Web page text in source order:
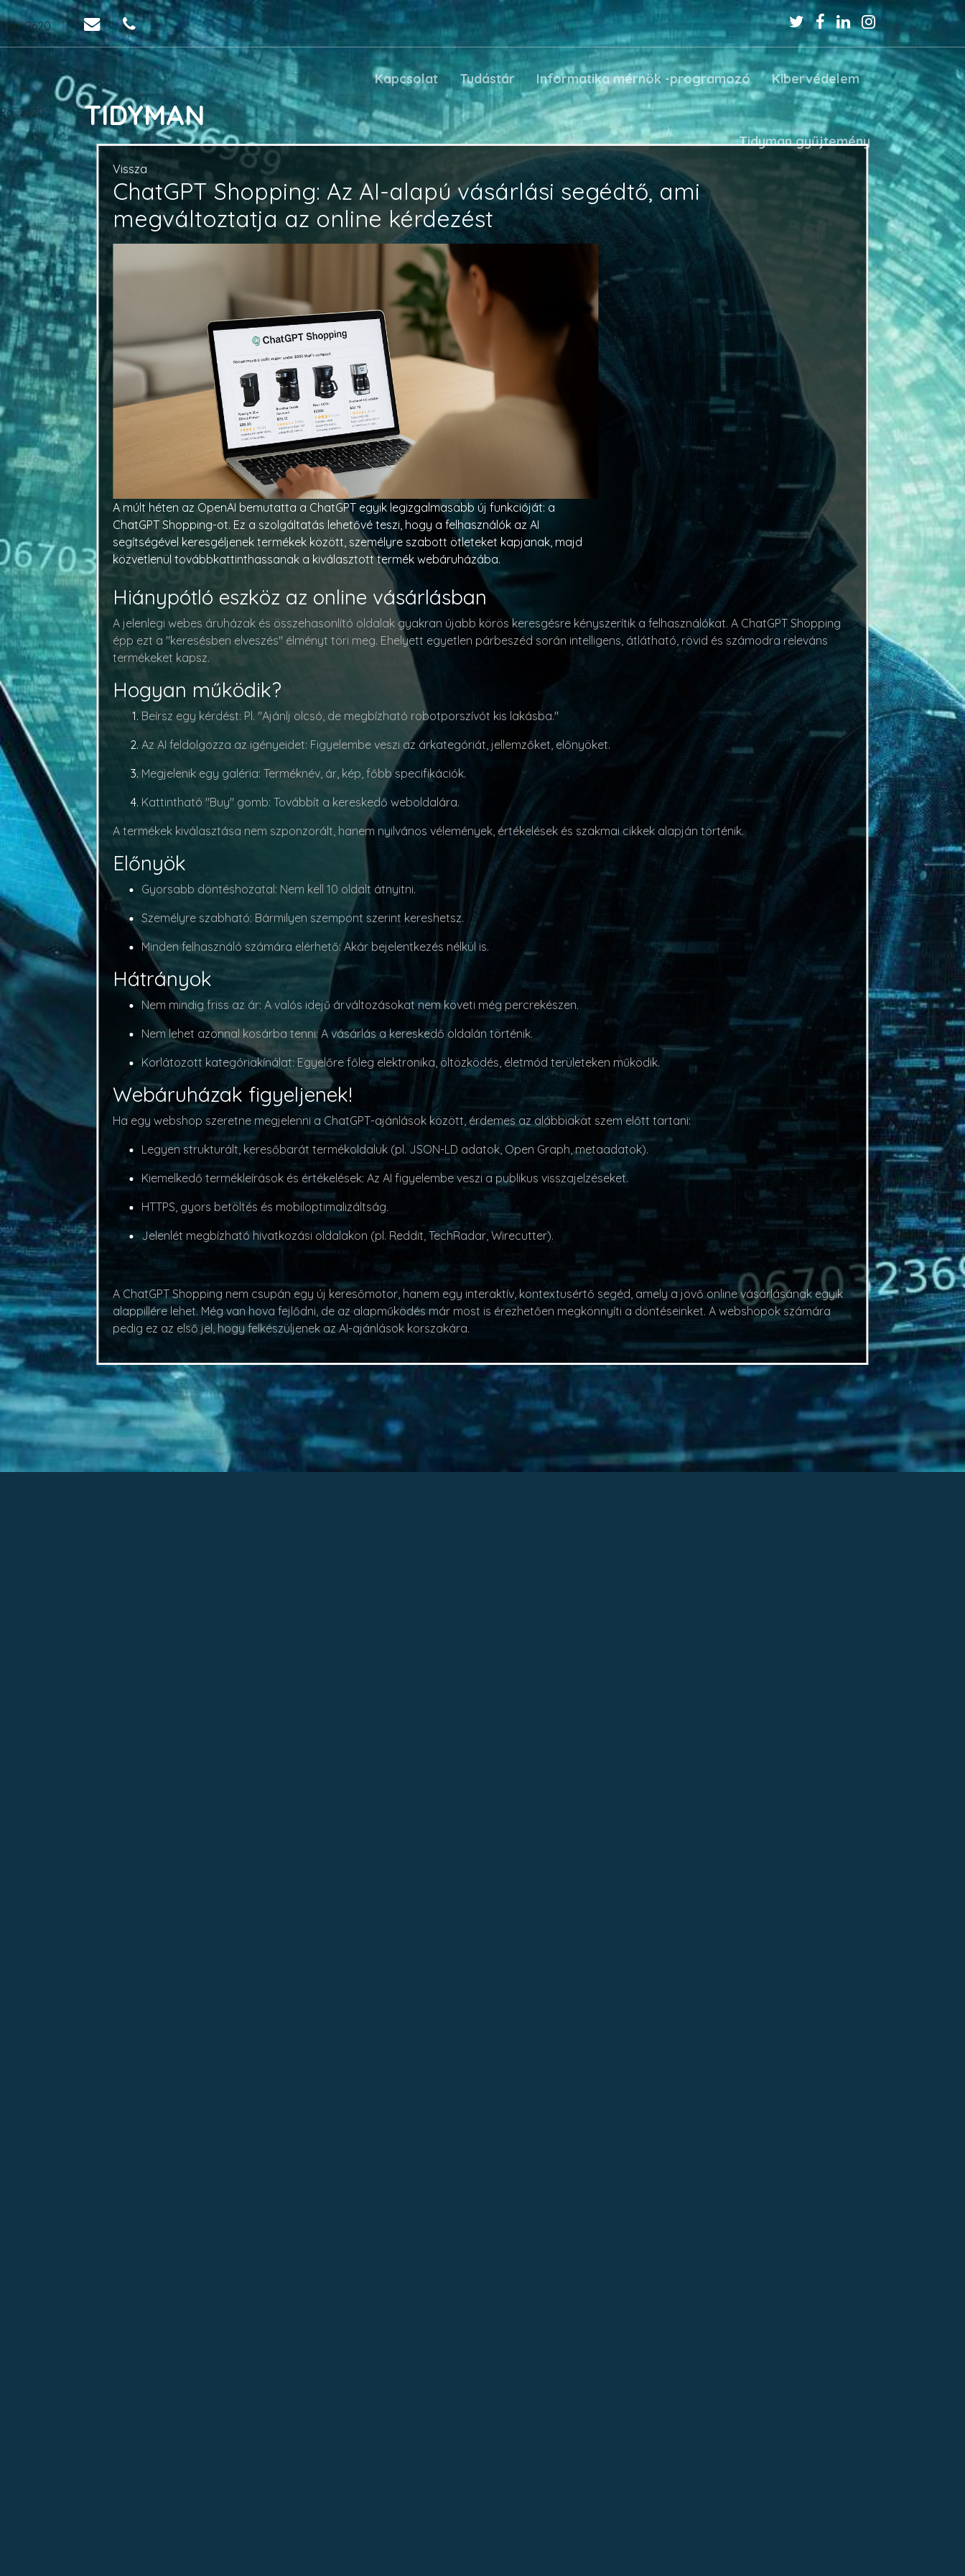
TIDYMAN
Kapcsolat Tudástár Informatika mérnök -programozó Kibervédelem
Tidyman gyűjtemény
PPo :2620
Po :2620
Vissza
ChatGPT Shopping: Az AI-alapú vásárlási segédtő, ami
megváltoztatja az online kérdezést
A múlt héten az OpenAI bemutatta a ChatGPT egyik legizgalmasabb új funkcióját: a
ChatGPT Shopping-ot. Ez a szolgáltatás lehetővé teszi, hogy a felhasználók az AI
segítségével keresgéljenek termékek között, személyre szabott ötleteket kapjanak, majd
közvetlenül továbbkattinthassanak a kiválasztott termék webáruházába.
Hiánypótló eszköz az online vásárlásban
A jelenlegi webes áruházak és összehasonlító oldalak gyakran újabb körös keresgésre kényszerítik a felhasználókat. A ChatGPT Shopping
épp ezt a "keresésben elveszés" élményt töri meg. Ehelyett egyetlen párbeszéd során intelligens, átlátható, rövid és számodra releváns
termékeket kapsz.
Hogyan működik?
Beírsz egy kérdést: Pl. "Ajánlj olcsó, de megbízható robotporszívót kis lakásba."
Az AI feldolgozza az igényeidet: Figyelembe veszi az árkategóriát, jellemzőket, előnyöket.
Megjelenik egy galéria: Terméknév, ár, kép, főbb specifikációk.
Kattintható "Buy" gomb: Továbbít a kereskedő weboldalára.
A termékek kiválasztása nem szponzorált, hanem nyilvános vélemények, értékelések és szakmai cikkek alapján történik.
Előnyök
Gyorsabb döntéshozatal: Nem kell 10 oldalt átnyitni.
Személyre szabható: Bármilyen szempont szerint kereshetsz.
Minden felhasználó számára elérhető: Akár bejelentkezés nélkül is.
Hátrányok
Nem mindig friss az ár: A valós idejű árváltozásokat nem követi még percrekészen.
Nem lehet azonnal kosárba tenni: A vásárlás a kereskedő oldalán történik.
Korlátozott kategóriakínálat: Egyelőre főleg elektronika, öltözködés, életmód területeken működik.
Webáruházak figyeljenek!
Ha egy webshop szeretne megjelenni a ChatGPT-ajánlások között, érdemes az alábbiakat szem előtt tartani:
Legyen strukturált, keresőbarát termékoldaluk (pl. JSON-LD adatok, Open Graph, metaadatok).
Kiemelkedő termékleírások és értékelések: Az AI figyelembe veszi a publikus visszajelzéseket.
HTTPS, gyors betöltés és mobiloptimalizáltság.
Jelenlét megbízható hivatkozási oldalakon (pl. Reddit, TechRadar, Wirecutter).
A ChatGPT Shopping nem csupán egy új keresőmotor, hanem egy interaktív, kontextusértő segéd, amely a jövő online vásárlásának egyik
alappillére lehet. Még van hova fejlődni, de az alapműködés már most is érezhetően megkönnyíti a döntéseinket. A webshopok számára
pedig ez az első jel, hogy felkészüljenek az AI-ajánlások korszakára.